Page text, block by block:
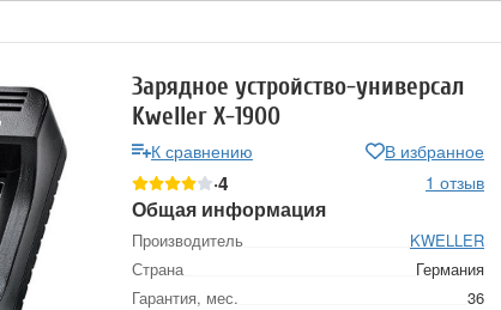
Зарядное устройство-универсал
Kweller X-1900
К сравнению В избранное
4 1 отзыв
Общая информация
Производитель
KWELLER
Страна
Германия
Гарантия, мес.
36